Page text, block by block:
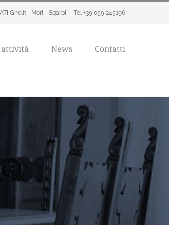
Ghelfi - Mori - Sgarbi Tel +39 059 245196
attività News Contatti